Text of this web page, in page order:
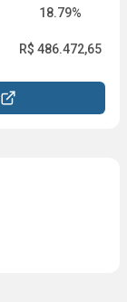
18.79%
R$ 486.472,65